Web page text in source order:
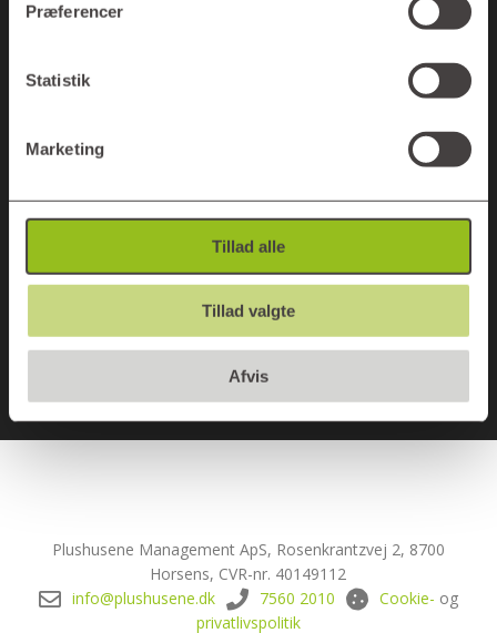
Præferencer
Statistik
Marketing
Tillad alle
Tillad valgte
Afvis
Må jeg ændre beplantningen ved
Next Post
Skal jeg selv sørge for tilmelding af
TV-pakke og internet?
Plushusene Management ApS, Rosenkrantzvej 2, 8700
Horsens, CVR-nr. 40149112
info@plushusene.dk
7560 2010 Cookie- og
privatlivspolitik